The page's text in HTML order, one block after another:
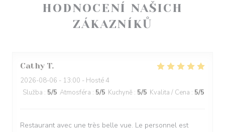
HODNOCENÍ NAŠICH
ZÁKAZNÍKŮ
Cathy T
2026-08-06 - 13:00 - Hosté 4
Služba : 5/5 Atmosféra : 5/5 Kuchyně : 5/5 Kvalita / Cena : 5/5
Restaurant avec une très belle vue. Le personnel est